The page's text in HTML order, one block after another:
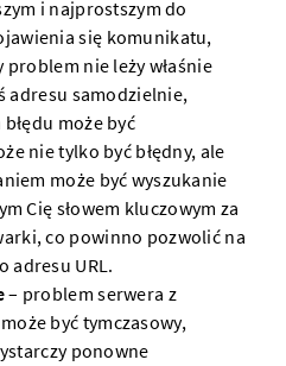
i najprostszym do
się komunikatu,
nie leży właśnie
adresu samodzielnie,
może być
nie tylko być błędny, ale
może być wyszukanie
Cię słowem kluczowym za
co powinno pozwolić na
adresu URL.
– problemserwera z
być tymczasowy,
ponowne